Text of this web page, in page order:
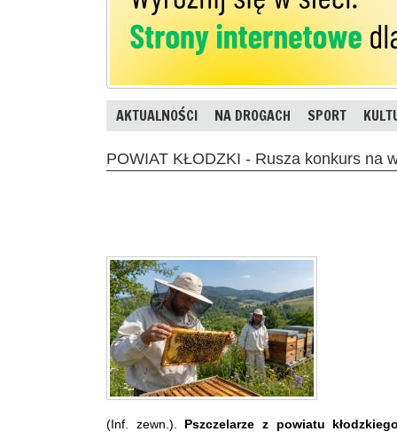
AKTUALNOŚCI NA DROGACH SPORT
POWIAT KŁODZKI - Rusza konkurs na
(Inf. zewn.). Pszczelarze z powiatu